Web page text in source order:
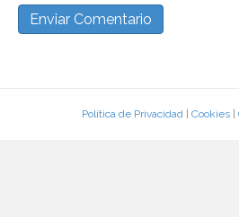
Política de Privacidad| Cookies|